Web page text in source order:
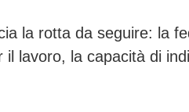
la rotta da seguire: la
lavoro, la capacità di